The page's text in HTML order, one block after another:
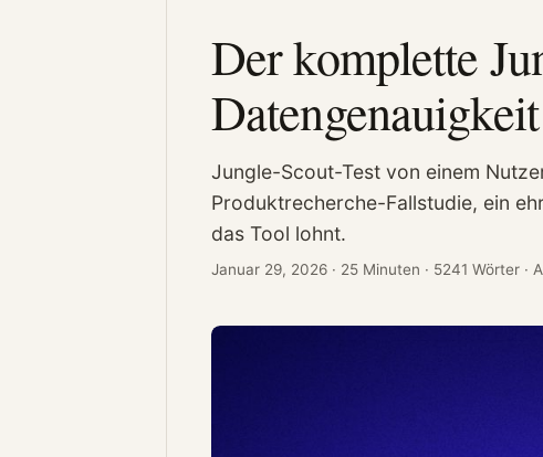
Der komplette
Jungle-Scout-Test von einem
Produktrecherche-Fallstudie, ein
das Tool lohnt.
Januar 29, 2026 · 25 Minuten · 5241 Wörter ·